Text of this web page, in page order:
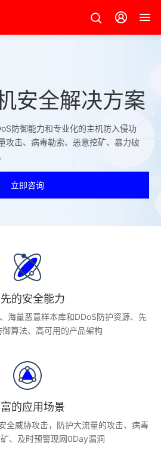
安全解决方案
防御能力和专业化的主机防入侵功
攻击、病毒勒索、恶意挖矿、暴力破
立即咨询
的安全能力
海量恶意样本库和DDoS防护资源、先
算法、高可用的产品架构
的应用场景
全威胁攻击，防护大流量的攻击、病毒
、及时预警现网0Day漏洞